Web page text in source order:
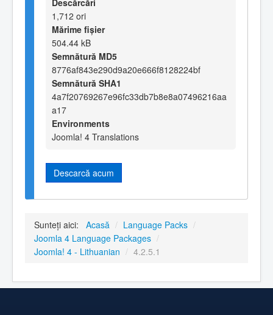
1,712 ori
Mărime fișier
504.44 kB
Semnătură MD5
8776af843e290d9a20e666f8128224bf
Semnătură SHA1
4a7f20769267e96fc33db7b8e8a07496216aa
a17
Environments
Joomla! 4 Translations
Descarcă acum
Sunteți aici: Acasă / Language Packs /
Joomla 4 Language Packages /
Joomla! 4 - Lithuanian / 4.2.5.1